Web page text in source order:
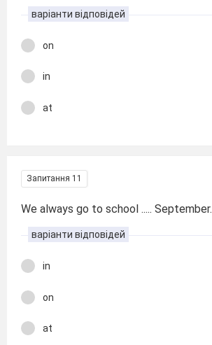
варіанти відповідей
on
in
at
Запитання 11
We always go to school ..... September.
варіанти відповідей
in
on
at